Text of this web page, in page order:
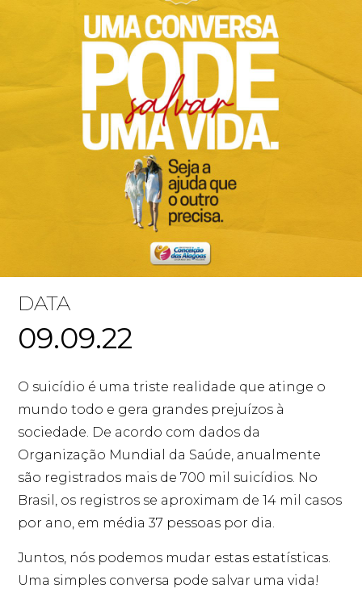
DATA
09.09.22
O suicídio é uma triste realidade que atinge o
mundo todo e gera grandes prejuízos à
sociedade. De acordo com dados da
Organização Mundial da Saúde, anualmente
são registrados mais de 700 mil suicídios. No
Brasil, os registros se aproximam de 14 mil casos
por ano, em média 37 pessoas por dia.
Juntos, nós podemos mudar estas estatísticas.
Uma simples conversa pode salvar uma vida!